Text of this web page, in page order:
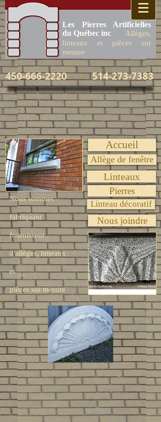
​Les Pierres Artificielles
du Québec inc
Allèges,
linteaux et pièces sur
mesure
450-666-2220 514-273-7383
Nous sommes
fabriquant
fournisseur
d'allèges,linteaux
et
pièces sur mesure
Accueil
Allège de fenêtre
Linteaux
Pierres
Linteau décoratif
Nous joindre